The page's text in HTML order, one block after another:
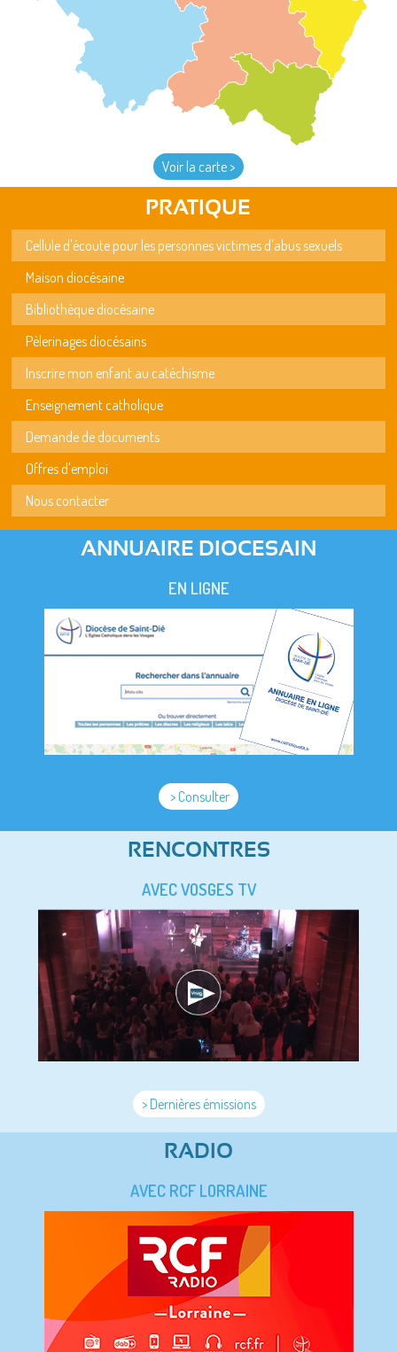
Voir la carte >
PRATIQUE
Cellule d'écoute pour les personnes victimes d'abus sexuels
Maison diocésaine
Bibliothèque diocésaine
Pèlerinages diocésains
Inscrire mon enfant au catéchisme
Enseignement catholique
Demande de documents
Offres d'emploi
Nous contacter
ANNUAIRE DIOCESAIN
EN LIGNE
> Consulter
RENCONTRES
AVEC VOSGES TV
> Dernières émissions
RADIO
AVEC RCF LORRAINE